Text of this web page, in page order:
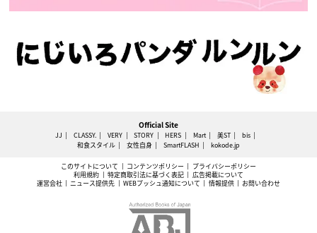
Official Site
JJ CLASSY. VERY STORY HERS Mart 美ST
bis
和食スタイル
女性自身 SmartFLASH kokode.jp
このサイトについて コンテンツポリシー
プライバシーポリシー
利用規約
特定商取引法に基づく表記
広告掲載について
運営会社
ニュース提供先 WEBプッシュ通知について 情報提供 お問い合わせ